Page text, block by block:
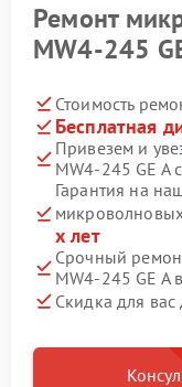
Ремонт
MW4-245
Стоимость
Бесплатная
Привезем и
MW4-245 GE A
Гарантия на
х лет
Срочный
MW4-245 GE A
Скидка для вас